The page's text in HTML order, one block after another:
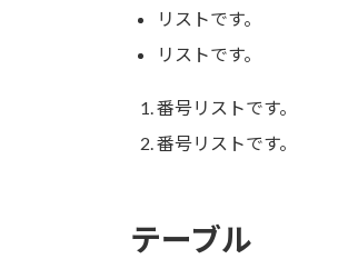
リストです。
リストです。
番号リストです。
番号リストです。
テーブル